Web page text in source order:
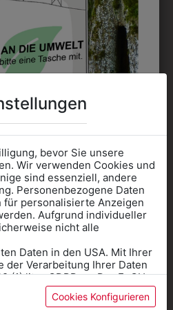
3HH384025
HOSENTRÄGER
SCHWARZ
€ 18,90
bevor Sie unsere
Wir verwenden Cookies und
sind essenziell, andere
Personenbezogene Daten
für personalisierte Anzeigen
Aufgrund individueller
nicht alle
Daten in den USA. Mit Ihrer
der Verarbeitung Ihrer Daten
(1) lit. a GDPR zu. Der EuGH
unzureichendem Datenschutz
dass US-Behörden
Cookies Konfigurieren
wenn Sie
SCHULE in der